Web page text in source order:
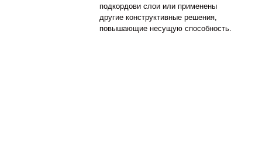
подкордови слои или применены
другие конструктивные решения,
повышающие несущую способность.